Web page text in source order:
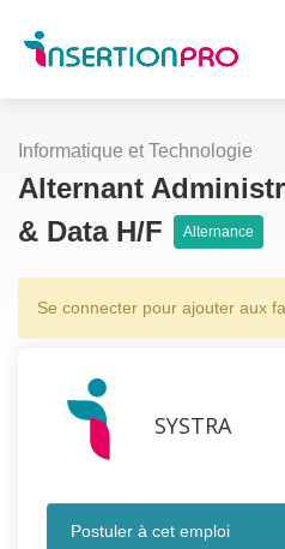
Informatique et Technologie
Alternant
& Data H/F
Alternance
Se connecter pour ajouter aux
SYSTRA
Postuler à cet emploi